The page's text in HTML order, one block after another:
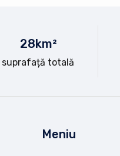
28km²
suprafață totală
Meniu